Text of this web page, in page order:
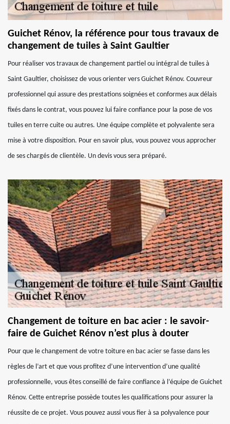
Guichet Rénov, la référence pour tous travaux de
changement de tuiles à Saint Gaultier
Pour réaliser vos travaux de changement partiel ou intégral de tuiles à
Saint Gaultier, choisissez de vous orienter vers Guichet Rénov. Couvreur
professionnel qui assure des prestations soignées et conformes aux délais
fixés dans le contrat, vous pouvez lui faire confiance pour la pose de vos
tuiles en terre cuite ou autres. Une équipe complète et polyvalente sera
mise à votre disposition. Pour en savoir plus, vous pouvez vous approcher
de ses chargés de clientèle. Un devis vous sera préparé.
Changement de toiture en bac acier : le savoir-
faire de Guichet Rénov n’est plus à douter
Pour que le changement de votre toiture en bac acier se fasse dans les
règles de l’art et que vous profitez d’une intervention d’une qualité
professionnelle, vous êtes conseillé de faire confiance à l’équipe de Guichet
Rénov. Cette entreprise possède toutes les qualifications pour assurer la
réussite de ce projet. Vous pouvez aussi vous fier à sa polyvalence pour